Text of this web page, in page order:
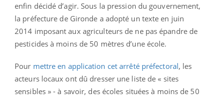
enfin décidé d’agir. Sous la pression du gouvernement,
la préfecture de Gironde a adopté un texte en juin
2014 imposant aux agriculteurs de ne pas épandre de
pesticides à moins de 50 mètres d’une école.
Pour mettre en application cet arrêté préfectoral, les
acteurs locaux ont dû dresser une liste de « sites
sensibles » - à savoir, des écoles situées à moins de 50